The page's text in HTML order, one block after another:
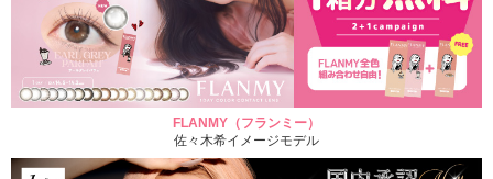
FLANMY（フランミー）
佐々木希イメージモデル